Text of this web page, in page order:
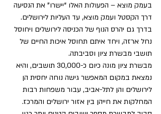
בעמק מוצא – הפעולות האלו “יישרו” את הנסיעה
דרך הקסטל ועמק מוצא, עד העליות לירושלים.
בדרך גם יהרס הנוף של הכניסה לירושלים ויחוסל
נחל ארזה, ויחד איתם תחוסל איכות החיים של
תושבי מבשרת ציון וסביבתה.
מבשרת ציון מונה כיום כ-30,000 תושבים, והיא
נמצאת במקום המאפשר גישה נוחה יחסית הן
לירושלים והן לתל-אביב, עבור משפחות רבות
המחלקות את חייהן בין אזור ירושלים והמרכז.